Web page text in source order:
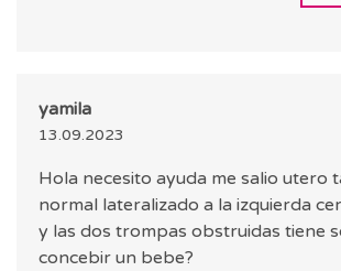
yamila
13.09.2023
Hola necesito ayuda me salio utero
normal lateralizado a la izquierda
y las dos trompas obstruidas tiene
concebir un bebe?